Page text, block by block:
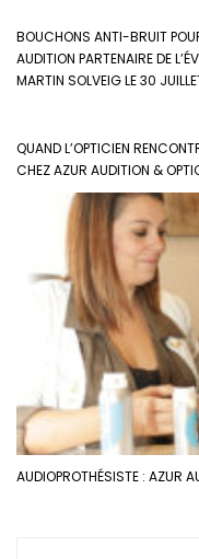
BOUCHONS ANTI-BRUIT
AUDITION PARTENAIRE DE
MARTIN SOLVEIG LE 30
QUAND L’OPTICIEN
CHEZ AZUR AUDITION &
AUDIOPROTHÉSISTE : AZUR